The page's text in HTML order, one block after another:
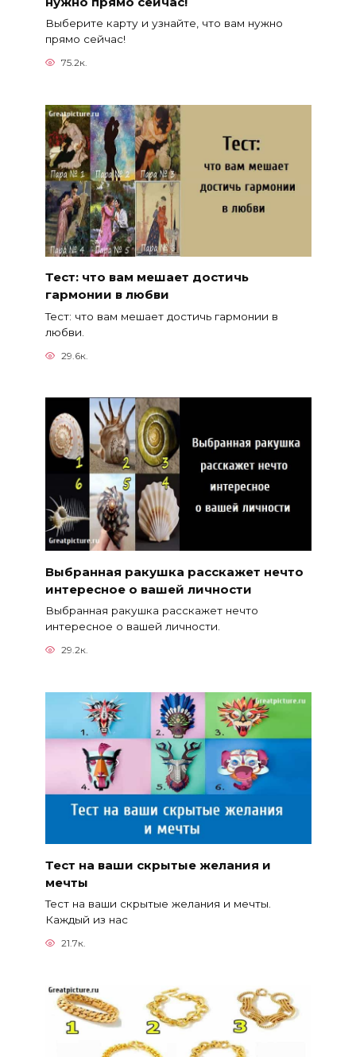
Выберите карту и узнайте, что вам нужно
прямо сейчас!
75.2к.
Тест: что вам мешает достичь
гармонии в любви
Тест: что вам мешает достичь гармонии в
любви.
29.6к.
Выбранная ракушка расскажет нечто
интересное о вашей личности
Выбранная ракушка расскажет нечто
интересное о вашей личности.
29.2к.
Тест на ваши скрытые желания и
мечты
Тест на ваши скрытые желания и мечты.
Каждый из нас
21.7к.